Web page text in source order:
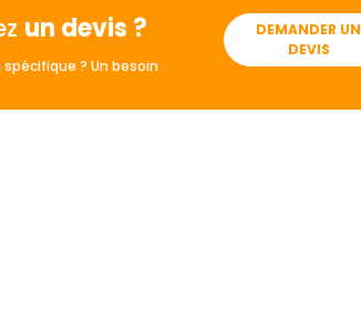
un devis ?
? Un besoin
DEMANDER UN
DEVIS